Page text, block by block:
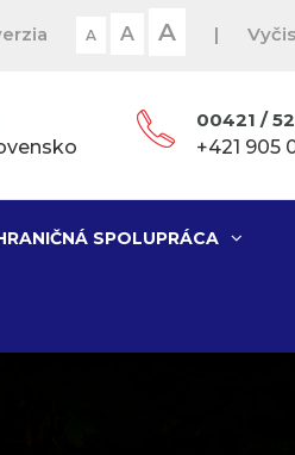
A A A |
00421 /
+421 905
SPOLUPRÁCA